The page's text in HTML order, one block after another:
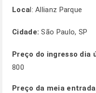
Local: Allianz Parque
Cidade: São Paulo, SP
Preço do ingresso dia
800
Preço da meia